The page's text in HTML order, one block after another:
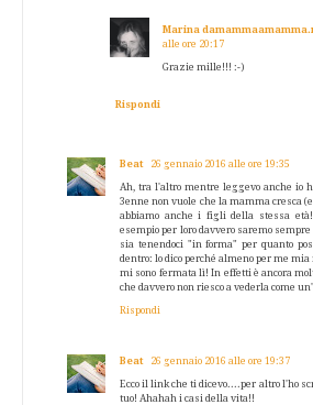
Marina
alle ore 20:17
Grazie mille!!! :-)
Rispondi
Beat 26 gennaio 2016 alle ore 19:35
Ah, tra l'altro mentre leggevo anche io
3enne non vuole che la mamma cresca
abbiamo anche i figli della stessa
esempio per loro davvero saremo
sia tenendoci "in forma" per quanto
dentro: lo dico perché almeno per me
mi sono fermata lì! In effetti è ancora
che davvero non riesco a vederla come
Rispondi
Beat 26 gennaio 2016 alle ore 19:37
Ecco il link che ti dicevo....per altro l'ho
tuo! Ahahah i casi della vita!!